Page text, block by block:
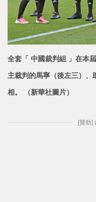
全套「 中國裁判組 」在本
主裁判的馬寧（後左三）、
相。 （新華社圖片）
[贊助]